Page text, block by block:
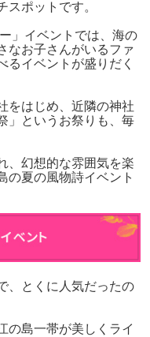
スポットです。
」イベントでは、海の
なお子さんがいるファ
るイベントが盛りだく
をはじめ、近隣の神社
」というお祭りも、毎
、幻想的な雰囲気を楽
の夏の風物詩イベント
、とくに人気だったの
の島一帯が美しくライ